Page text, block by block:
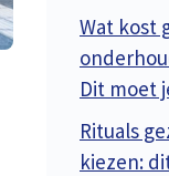
Wat kost
Dit moet
Rituals
kiezen: